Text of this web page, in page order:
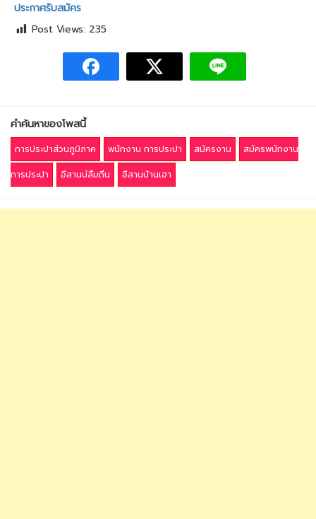
ประกาศรับสมัคร
Post Views: 235
คำค้นหาของโพสนี้
การประปาส่วนภูมิภาค พนักงาน การประปา สมัครงาน
สมัครพนักงาน
การประปา
อีสานบ่ลืมถิ่น อีสานบ้านเฮา